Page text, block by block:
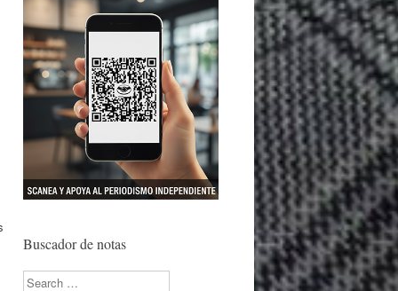
Buscador de notas
Search